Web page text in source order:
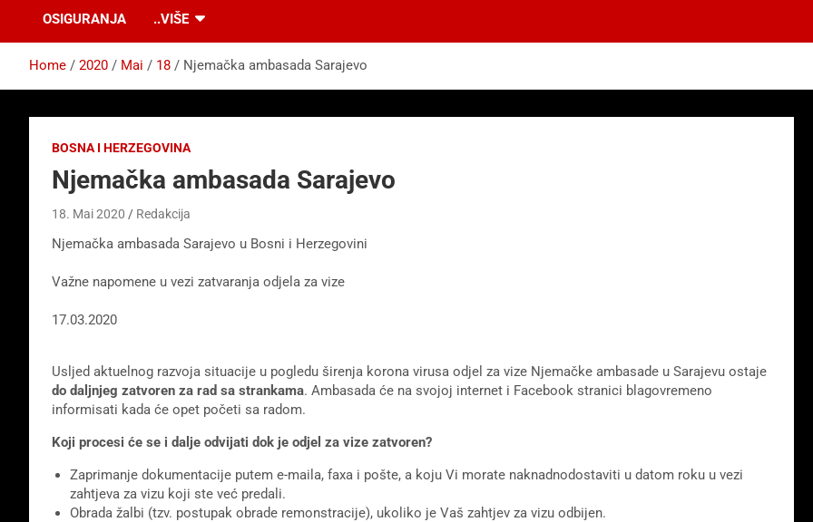
OSIGURANJA ..VIŠE
Home 2020 Mai 18 Njemačka ambasada Sarajevo
BOSNA I HERZEGOVINA
Njemačka ambasada Sarajevo
18. Mai 2020 Redakcija
Njemačka ambasada Sarajevo u Bosni i Herzegovini
Važne napomene u vezi zatvaranja odjela za vize
17.03.2020
Usljed aktuelnog razvoja situacije u pogledu širenja korona virusa odjel za vize Njemačke ambasade u Sarajevu ostaje
do daljnjeg zatvoren za rad sa strankama. Ambasada će na svojoj internet i Facebook stranici blagovremeno
informisati kada će opet početi sa radom.
Koji procesi će se i dalje odvijati dok je odjel za vize zatvoren?
Zaprimanje dokumentacije putem e-maila, faxa i pošte, a koju Vi morate naknadnodostaviti u datom roku u vezi
zahtjeva za vizu koji ste već predali.
Obrada žalbi (tzv. postupak obrade remonstracije), ukoliko je Vaš zahtjev za vizu odbijen.